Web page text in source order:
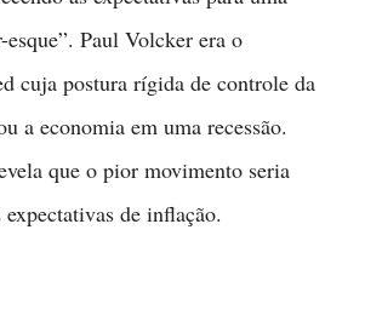
Paul Volcker era o
cuja postura rígida de controle da
a economia em uma recessão.
que o pior movimento seria
de inflação.